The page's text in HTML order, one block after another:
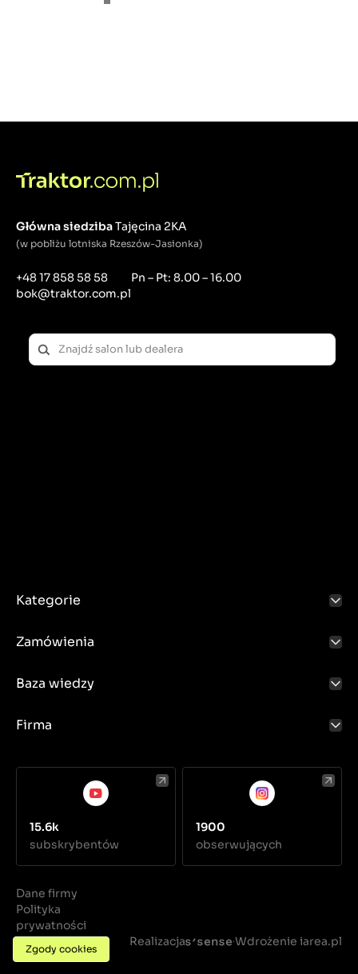
Główna siedzibaTajęcina 2KA
(w pobliżu lotniska Rzeszów-Jasionka)
+48 17 858 58 58
bok@traktor.com.pl
Pn – Pt: 8.00 – 16.00
Kategorie
Zamówienia
Baza wiedzy
Firma
15.6k
subskrybentów
1900
obserwujących
Dane firmy
Polityka
prywatności
Regulamin
Realizacja ·Wdrożenie iarea.pl
Zgody cookies